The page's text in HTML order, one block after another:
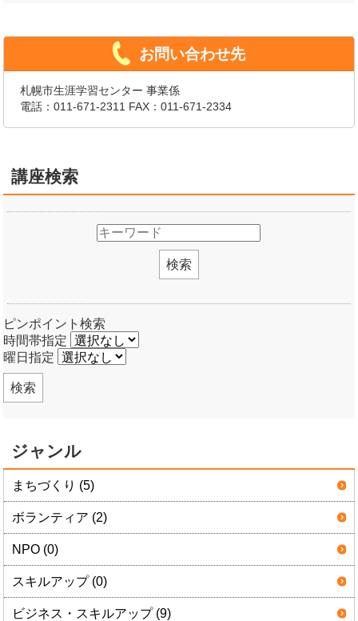
お問い合わせ先
札幌市生涯学習センター 事業係
電話：011-671-2311 FAX：011-671-2334
講座検索
検索
ピンポイント検索
時間帯指定
曜日指定
検索
ジャンル
まちづくり (5)
ボランティア (2)
NPO (0)
スキルアップ (0)
ビジネス・スキルアップ (9)